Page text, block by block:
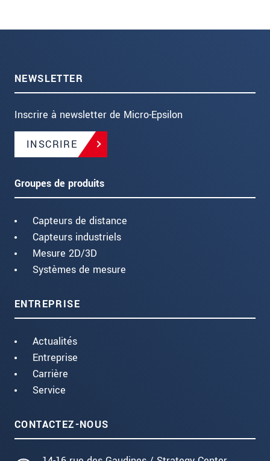
NEWSLETTER
Inscrire à newsletter de Micro-Epsilon
INSCRIRE
Groupes de produits
Capteurs de distance
Capteurs industriels
Mesure 2D/3D
Systèmes de mesure
ENTREPRISE
Actualités
Entreprise
Carrière
Service
CONTACTEZ-NOUS